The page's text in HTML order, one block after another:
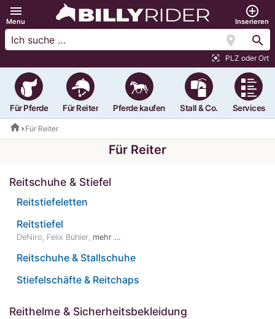
menu
Menu
add_circle_outline
Inserieren
location_on search
center_focus_strong PLZ oder Ort
Für Pferde Für Reiter Pferde kaufen Stall & Co. Services
home Für Reiter
Für Reiter
Reitschuhe & Stiefel
Reitstiefeletten
Reitstiefel
DeNiro, Felix Bühler, mehr …
Reitschuhe & Stallschuhe
Stiefelschäfte & Reitchaps
Reithelme & Sicherheitsbekleidung